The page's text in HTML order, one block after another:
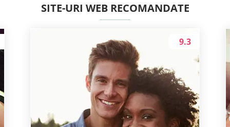
SITE-URI WEB RECOMANDATE
9.3